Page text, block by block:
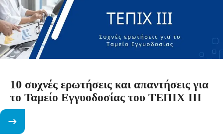
10 συχνές ερωτήσεις και απαντήσεις για
το Ταμείο Εγγυοδοσίας του ΤΕΠΙΧ ΙΙΙ